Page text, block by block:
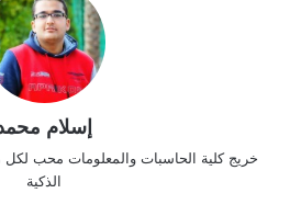
إسلام
خريج كلية الحاسبات والمعلومات محب لكل
الذكية